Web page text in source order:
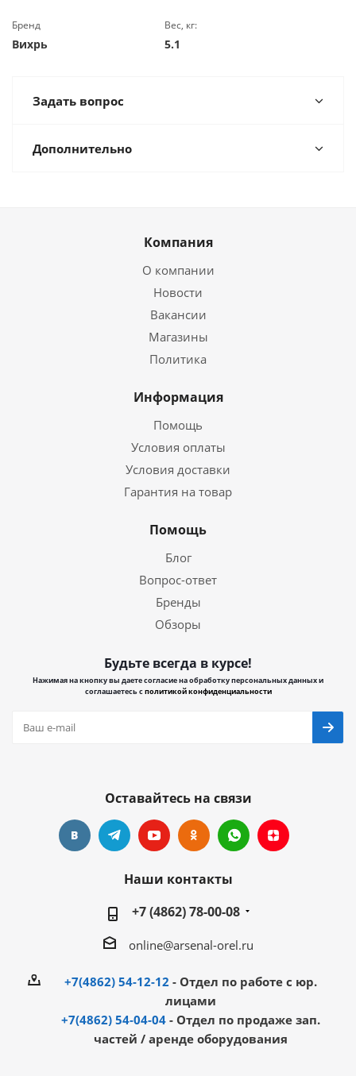
Бренд
Вихрь
Вес, кг:
5.1
Задать вопрос
Дополнительно
Компания
О компании
Новости
Вакансии
Магазины
Политика
Информация
Помощь
Условия оплаты
Условия доставки
Гарантия на товар
Помощь
Блог
Вопрос-ответ
Бренды
Обзоры
Будьте всегда в курсе!
Нажимая на кнопку вы даете согласие на обработку персональных данных и
соглашаетесь сполитикой конфиденциальности
Оставайтесь на связи
Наши контакты
+7 (4862) 78-00-08
online@arsenal-orel.ru
+7(4862) 54-12-12 - Отдел по работе с юр.
лицами
+7(4862) 54-04-04 - Отдел по продаже зап.
частей / аренде оборудования